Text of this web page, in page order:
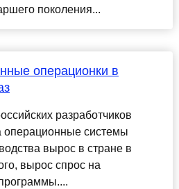
поколения...
операционки в
разработчиков
операционные системы
вырос в стране в
вырос спрос на